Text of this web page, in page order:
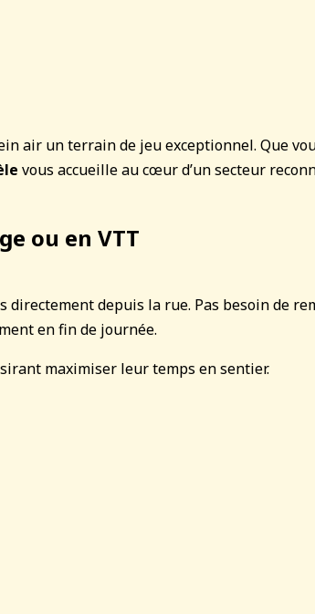
air un terrain de jeu exceptionnel. Que
vous accueille au cœur d’un secteur
ou en VTT
directement depuis la rue. Pas besoin de
en fin de journée.
maximiser leur temps en sentier.